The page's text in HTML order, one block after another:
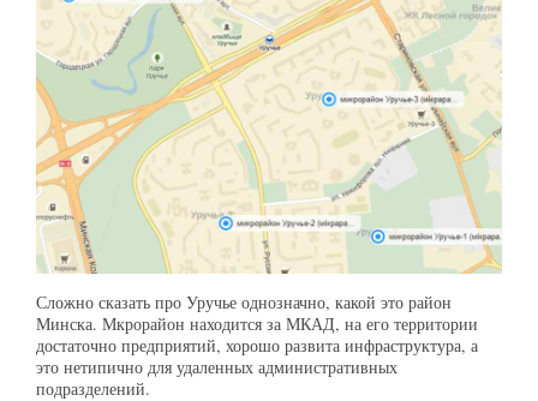
Сложно сказать про Уручье однозначно, какой это район
Минска. Мкрорайон находится за МКАД, на его территории
достаточно предприятий, хорошо развита инфраструктура, а
это нетипично для удаленных административных
подразделений.